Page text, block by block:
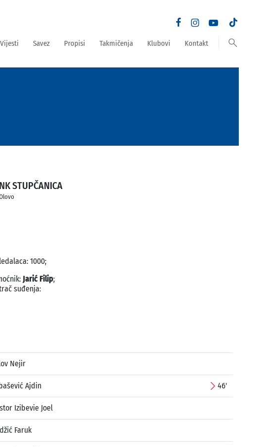
Vijesti Savez Propisi Takmičenja Klubovi Kontakt search
NK STUPČANICA
1000;
Jarić Filip;
suđenja:
Nejir
Ajdin 46'
Izibevie Joel
Faruk